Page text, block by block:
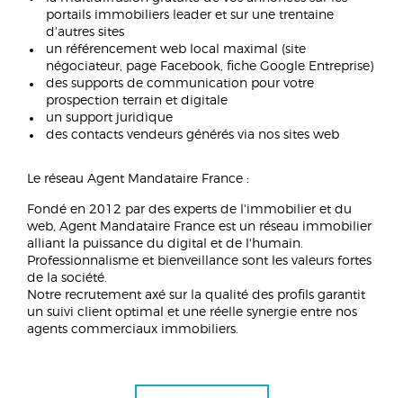
portails immobiliers leader et sur une trentaine
d'autres sites
un référencement web local maximal (site
négociateur, page Facebook, fiche Google Entreprise)
des supports de communication pour votre
prospection terrain et digitale
un support juridique
des contacts vendeurs générés via nos sites web
Le réseau Agent Mandataire France :
Fondé en 2012 par des experts de l'immobilier et du
web, Agent Mandataire France est un réseau immobilier
alliant la puissance du digital et de l'humain.
Professionnalisme et bienveillance sont les valeurs fortes
de la société.
Notre recrutement axé sur la qualité des profils garantit
un suivi client optimal et une réelle synergie entre nos
agents commerciaux immobiliers.